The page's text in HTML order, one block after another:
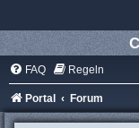
FAQ Regeln
Portal Forum